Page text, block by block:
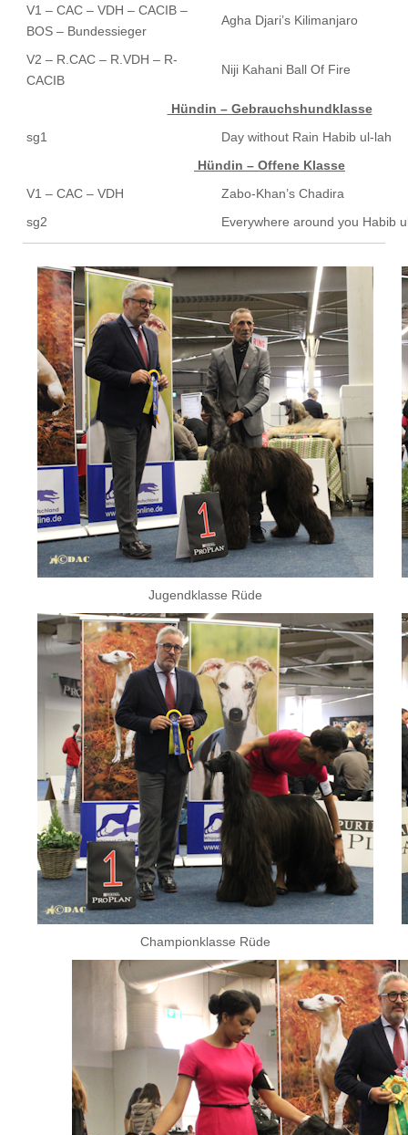
V1 – CAC – VDH – CACIB –
BOS – Bundessieger
Agha Djari’s Kilimanjaro
V2 – R.CAC – R.VDH – R-
CACIB
Niji Kahani Ball Of Fire
Hündin – Gebrauchshundklasse
sg1
Day without Rain Habib ul-lah
Hündin – Offene Klasse
V1 – CAC – VDH
Zabo-Khan’s Chadira
sg2
Everywhere around you Habib
Jugendklasse Rüde
Championklasse Rüde